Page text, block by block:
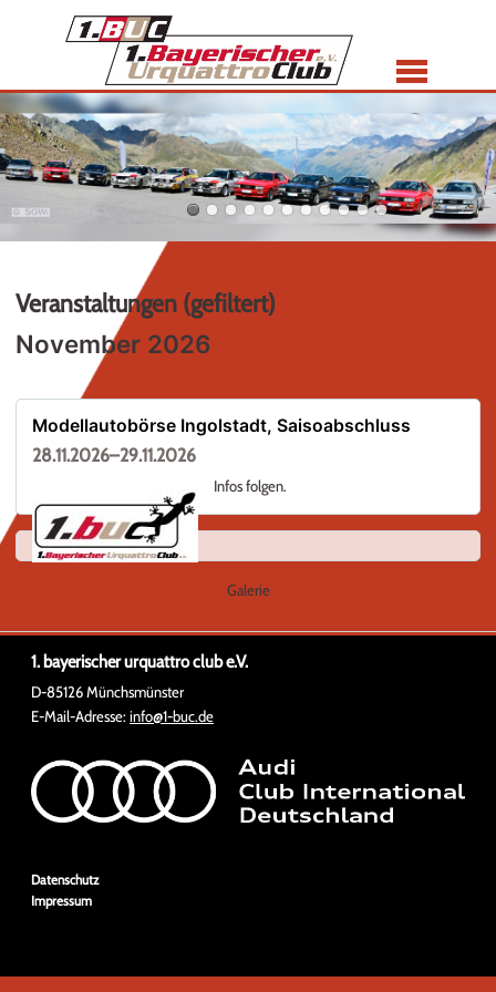
Menü
Veranstaltungen (gefiltert)
November 2026
Modellautobörse Ingolstadt, Saisoabschluss
28.11.2026–29.11.2026
Infos folgen.
Galerie
1. bayerischer urquattro club e.V.
D-85126 Münchsmünster
E-Mail-Adresse:info@1-buc.de
Navigation
überspringen
Datenschutz
Impressum